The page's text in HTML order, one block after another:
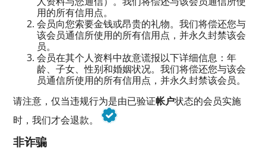
用的所有信用点。
会员向您索要金钱或昂贵的礼物。我们将偿还您与
该会员通信所使用的所有信用点，并永久封禁该会
员。
会员在其个人资料中故意谎报以下详细信息：年
龄、子女、性别和婚姻状况。我们将偿还您与该会
员通信所使用的所有信用点，并永久封禁该会员。
请注意，仅当违规行为是由已验证帐户状态的会员实施
时，我们才会退款。
非诈骗